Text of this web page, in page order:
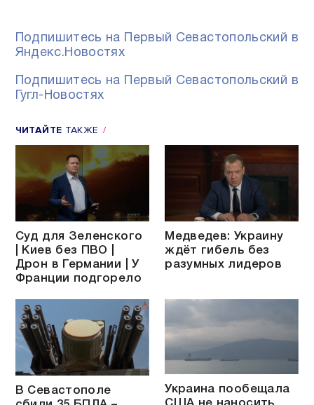
Подпишитесь на Первый Севастопольский в
Яндекс.Новостях
Подпишитесь на Первый Севастопольский в
Гугл-Новостях
ЧИТАЙТЕ ТАКЖЕ
Суд для Зеленского
| Киев без ПВО |
Дрон в Германии | У
Франции подгорело
Медведев: Украину
ждёт гибель без
разумных лидеров
В Севастополе
Украина пообещала